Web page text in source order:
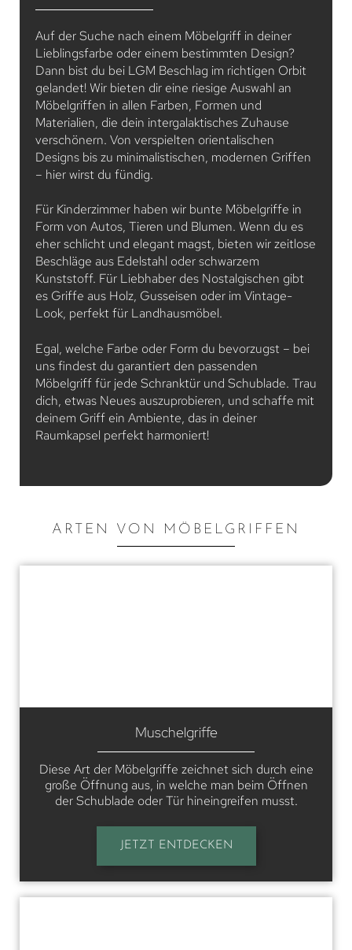
Auf der Suche nach einem Möbelgriff in deiner
Lieblingsfarbe oder einem bestimmten Design?
Dann bist du bei LGM Beschlag im richtigen Orbit
gelandet! Wir bieten dir eine riesige Auswahl an
Möbelgriffen in allen Farben, Formen und
Materialien, die dein intergalaktisches Zuhause
verschönern. Von verspielten orientalischen
Designs bis zu minimalistischen, modernen Griffen
– hier wirst du fündig.
Für Kinderzimmer haben wir bunte Möbelgriffe in
Form von Autos, Tieren und Blumen. Wenn du es
eher schlicht und elegant magst, bieten wir zeitlose
Beschläge aus Edelstahl oder schwarzem
Kunststoff. Für Liebhaber des Nostalgischen gibt
es Griffe aus Holz, Gusseisen oder im Vintage-
Look, perfekt für Landhausmöbel.
Egal, welche Farbe oder Form du bevorzugst – bei
uns findest du garantiert den passenden
Möbelgriff für jede Schranktür und Schublade. Trau
dich, etwas Neues auszuprobieren, und schaffe mit
deinem Griff ein Ambiente, das in deiner
Raumkapsel perfekt harmoniert!
ARTEN VON MÖBELGRIFFEN
Muschelgriffe
Diese Art der Möbelgriffe zeichnet sich durch eine
große Öffnung aus, in welche man beim Öffnen
der Schublade oder Tür hineingreifen musst.
JETZT ENTDECKEN